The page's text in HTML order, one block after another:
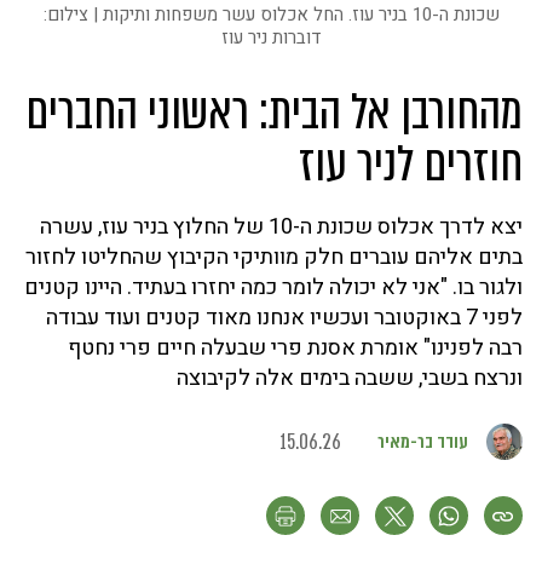
שכונת ה-10 בניר עוז. החל אכלוס עשר משפחות ותיקות | צילום:
דוברות ניר עוז
מהחורבן אל הבית: ראשוני החברים
חוזרים לניר עוז
יצא לדרך אכלוס שכונת ה-10 של החלוץ בניר עוז, עשרה
בתים אליהם עוברים חלק מוותיקי הקיבוץ שהחליטו לחזור
ולגור בו. "אני לא יכולה לומר כמה יחזרו בעתיד. היינו קטנים
לפני 7 באוקטובר ועכשיו אנחנו מאוד קטנים ועוד עבודה
רבה לפנינו" אומרת אסנת פרי שבעלה חיים פרי נחטף
ונרצח בשבי, ששבה בימים אלה לקיבוצה
עודד בר-מאיר 15.06.26